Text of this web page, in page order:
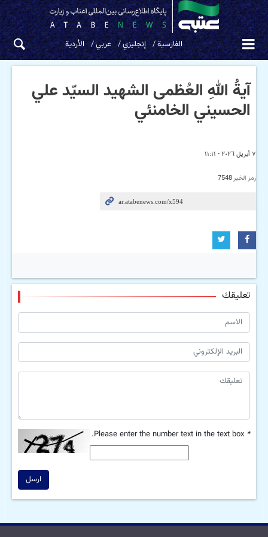
الفارسية إنجليزي عربي الأردية
٧ أبريل ٢٠٢٦ - ١١:١١
رمز الخبر7548
آيةُ اللهِ العُظمى الشهيد السيّد علي
الحسيني الخامنئي
تعليقك
*
ارسل